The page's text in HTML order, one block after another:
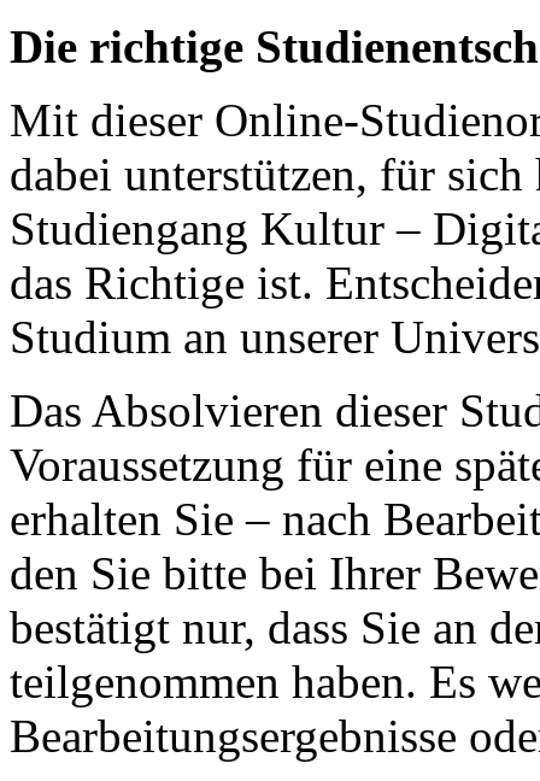
Die richtige
Mit dieser Online-
dabei unterstützen, für
Studiengang Kultur –
das Richtige ist.
Studium an unserer
Das Absolvieren dieser
Voraussetzung für eine
erhalten Sie – nach
den Sie bitte bei Ihrer
bestätigt nur, dass Sie an
teilgenommen haben. Es
Bearbeitungsergebnisse